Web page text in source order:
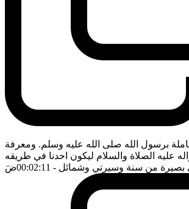
برسول الله صلى الله عليه وسلم. ومعرفة
عليه الصلاة والسلام ليكون احدنا في طريقه
بصيرة من سنة وسيرتي وشمائل - 00:02:11 ضَ